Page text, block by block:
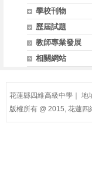
學校刊物
歷屆試題
教師專業發展
相關網站
花蓮縣四維高級中學｜
版權所有 @ 2015, 花蓮